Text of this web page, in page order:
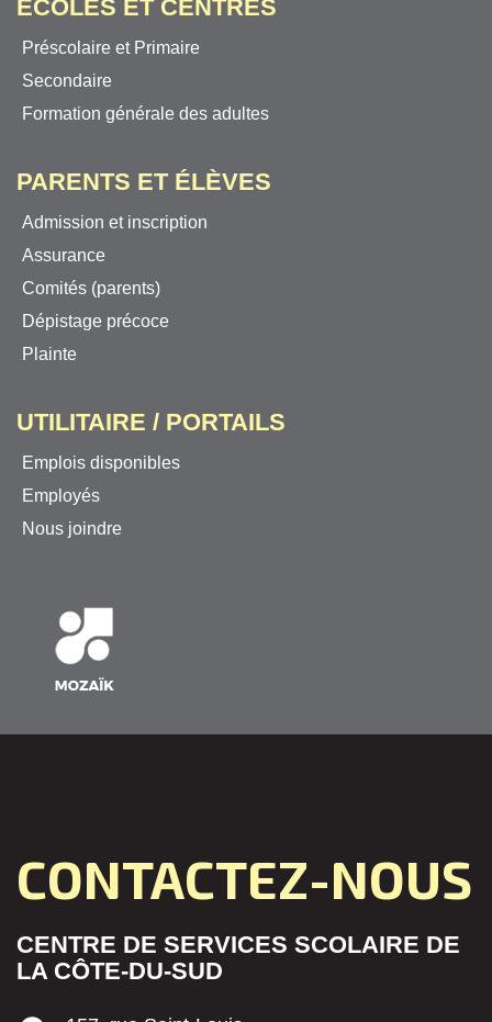
ÉCOLES ET CENTRES
Préscolaire et Primaire
Secondaire
Formation générale des adultes
PARENTS ET ÉLÈVES
Admission et inscription
Assurance
Comités (parents)
Dépistage précoce
Plainte
UTILITAIRE / PORTAILS
Emplois disponibles
Employés
Nous joindre
CONTACTEZ-NOUS
CENTRE DE SERVICES SCOLAIRE DE
LA CÔTE-DU-SUD